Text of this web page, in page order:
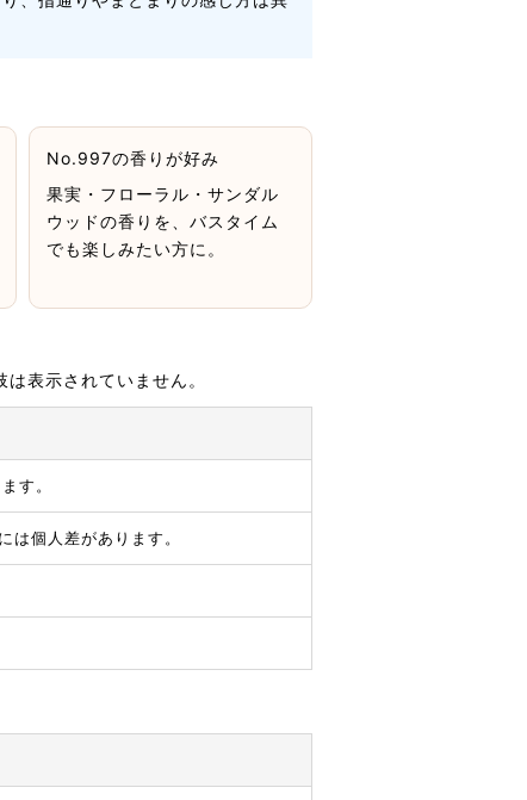
No.997の香りが好み
果実・フローラル・サンダル
ウッドの香りを、バスタイム
でも楽しみたい方に。
表示されていません。
す。
は個人差があります。